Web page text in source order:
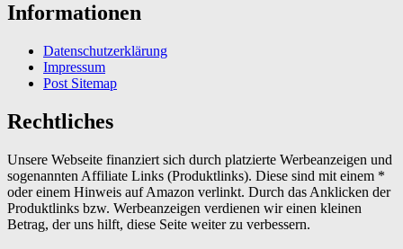
Informationen
Datenschutzerklärung
Impressum
Post Sitemap
Rechtliches
Unsere Webseite finanziert sich durch platzierte Werbeanzeigen und
sogenannten Affiliate Links (Produktlinks). Diese sind mit einem *
oder einem Hinweis auf Amazon verlinkt. Durch das Anklicken der
Produktlinks bzw. Werbeanzeigen verdienen wir einen kleinen
Betrag, der uns hilft, diese Seite weiter zu verbessern.